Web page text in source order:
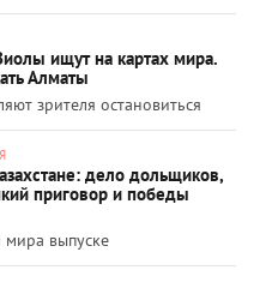
ищут на картах мира.
Алматы
зрителя остановиться
дело дольщиков,
приговор и победы
мира выпуске